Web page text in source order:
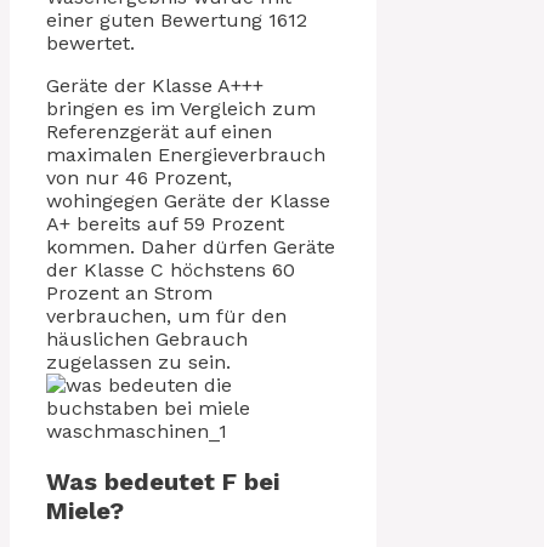
einer guten Bewertung 1612
bewertet.
Geräte der Klasse A+++
bringen es im Vergleich zum
Referenzgerät auf einen
maximalen Energieverbrauch
von nur 46 Prozent,
wohingegen Geräte der Klasse
A+ bereits auf 59 Prozent
kommen. Daher dürfen Geräte
der Klasse C höchstens 60
Prozent an Strom
verbrauchen, um für den
häuslichen Gebrauch
zugelassen zu sein.
Was bedeutet F bei
Miele?